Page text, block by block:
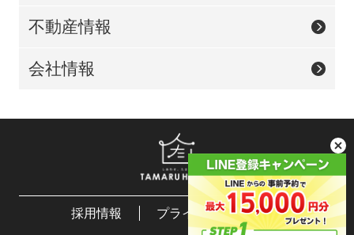
不動産情報
会社情報
採用情報 プライバシーポリシー